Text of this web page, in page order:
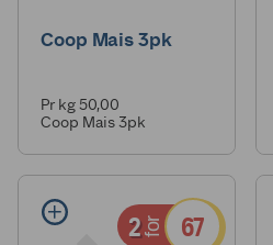
Coop Mais 3pk
Pr kg 50,00
Coop Mais 3pk
2for 67